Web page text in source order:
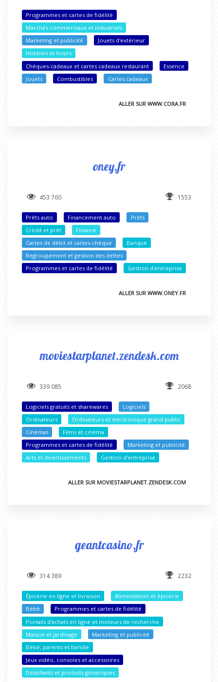
Programmes et cartes de fidélité
Marchés commerciaux et industriels
Marketing et publicité
Jouets d'extérieur
Hobbies et loisirs
Chèques-cadeaux et cartes cadeaux restaurant
Essence
Jouets
Combustibles Cartes cadeaux
ALLER SUR WWW.CORA.FR
oney.fr
453 760 1553
Prêts auto Financement auto
Prêts
Crédit et prêt
Finance
Cartes de débit et cartes-chèque
Banque
Regroupement et gestion des dettes
Programmes et cartes de fidélité
Gestion d'entreprise
ALLER SUR WWW.ONEY.FR
moviestarplanet.zendesk.com
339 085 2068
Logiciels gratuits et sharewares
Logiciels
Ordinateurs
Ordinateurs et électronique grand public
Cinémas
Films et cinéma
Programmes et cartes de fidélité
Marketing et publicité
Arts et divertissements
Gestion d'entreprise
ALLER SUR MOVIESTARPLANET.ZENDESK.COM
geantcasino.fr
314 389 2232
Épicerie en ligne et livraison
Alimentation et épicerie
Bébé
Programmes et cartes de fidélité
Portails d'achats en ligne et moteurs de recherche
Maison et jardinage
Marketing et publicité
Bébé, parents et famille
Jeux vidéo, consoles et accessoires
Détaillants et produits génériques